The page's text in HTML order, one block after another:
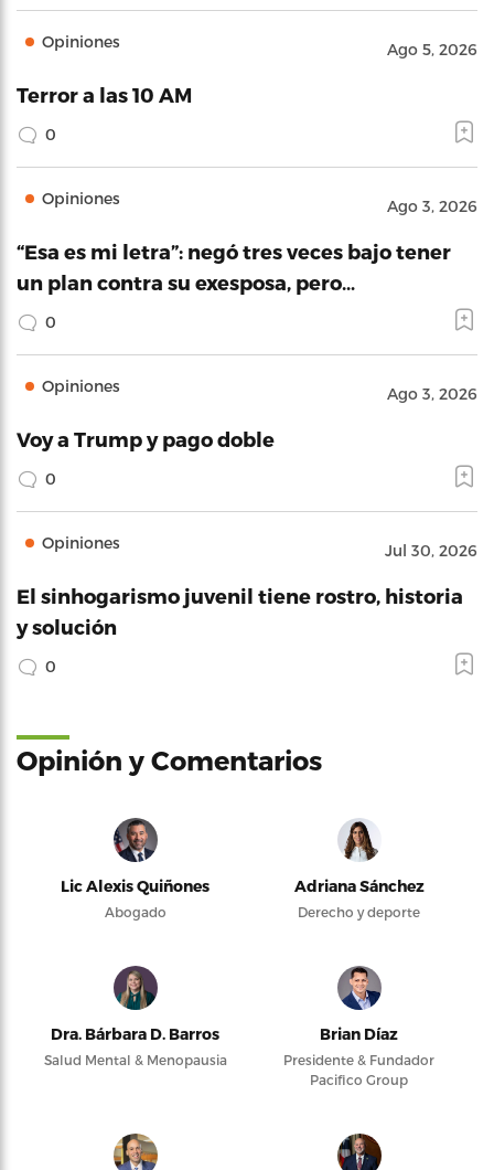
Opiniones Ago 5, 2026
Terror a las 10 AM
0
Opiniones Ago 3, 2026
“Esa es mi letra”: negó tres veces bajo tener
un plan contra su exesposa, pero…
0
Opiniones Ago 3, 2026
Voy a Trump y pago doble
0
Opiniones Jul 30, 2026
El sinhogarismo juvenil tiene rostro, historia
y solución
0
Opinión y Comentarios
Lic Alexis Quiñones
Abogado
Adriana Sánchez
Derecho y deporte
Dra. Bárbara D. Barros
Salud Mental & Menopausia
Brian Díaz
Presidente & Fundador
Pacifico Group